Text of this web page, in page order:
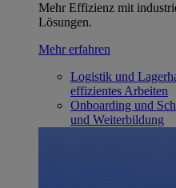
Mehr Effizienz mit
Lösungen.
Mehr erfahren
Logistik und
effizientes Arbeiten
Onboarding und
und Weiterbildung